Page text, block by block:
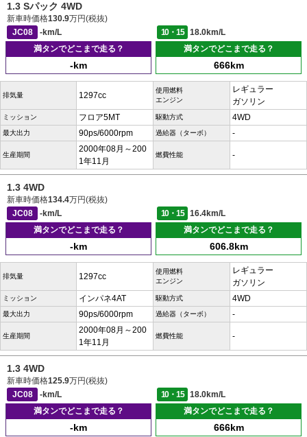
1.3 Sパック 4WD
新車時価格130.9万円(税抜)
JC08
-km/L 10・15
18.0km/L
満タンでどこまで走る？
-km
満タンでどこまで走る？
666km
排気量 1297cc
使用燃料
エンジン
レギュラー
ガソリン
ミッション フロア5MT 駆動方式 4WD
最大出力 90ps/6000rpm 過給器（ターボ） -
生産期間
2000年08月～200
1年11月
燃費性能 -
1.3 4WD
新車時価格134.4万円(税抜)
JC08
-km/L 10・15
16.4km/L
満タンでどこまで走る？
-km
満タンでどこまで走る？
606.8km
排気量 1297cc
使用燃料
エンジン
レギュラー
ガソリン
ミッション インパネ4AT 駆動方式 4WD
最大出力 90ps/6000rpm 過給器（ターボ） -
生産期間
2000年08月～200
1年11月
燃費性能 -
1.3 4WD
新車時価格125.9万円(税抜)
JC08
-km/L 10・15
18.0km/L
満タンでどこまで走る？
-km
満タンでどこまで走る？
666km